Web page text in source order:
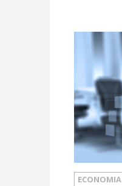
ECONOMIA